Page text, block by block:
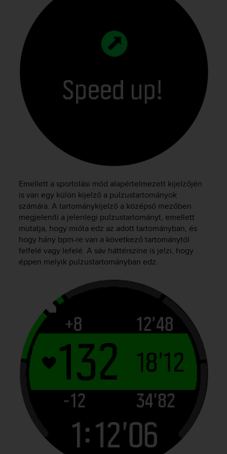
Emellett a sportolási mód alapértelmezett kijelzőjén
is van egy külön kijelző a pulzustartományok
számára. A tartománykijelző a középső mezőben
megjeleníti a jelenlegi pulzustartományt, emellett
mutatja, hogy mióta edz az adott tartományban, és
hogy hány bpm-re van a következő tartománytól
felfelé vagy lefelé. A sáv háttérszíne is jelzi, hogy
éppen melyik pulzustartományban edz.